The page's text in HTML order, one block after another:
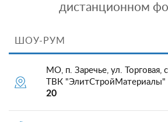
дистанционном
ШОУ-РУМ
МО, п. Заречье, ул. Торговая,
ТВК "ЭлитСтройМатериалы"
20